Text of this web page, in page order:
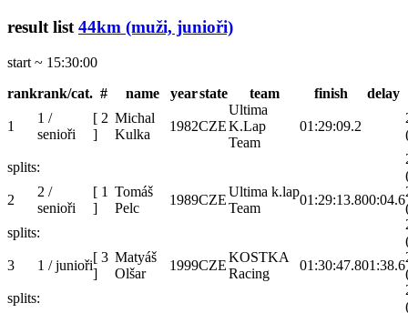
result list 44km (muži, junioři)
start ~ 15:30:00
rankrank/cat. # name yearstate team finish delay
1
1 /
senioři
[ 2
]
Michal
Kulka
1982CZE
Ultima
K.Lap
Team
01:29:09.2
splits:
2
2 /
senioři
[ 1
]
Tomáš
Pelc
1989CZE
Ultima k.lap
Team
01:29:13.800:04.6
splits:
3
1 / junioři
[ 3
]
Matyáš
Olšar
1999CZE
KOSTKA
Racing
01:30:47.801:38.6
splits: